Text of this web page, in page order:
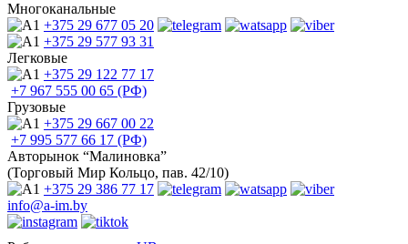
Многоканальные
+375 29 677 05 20
+375 29 577 93 31
Легковые
+375 29 122 77 17
+7 967 555 00 65 (РФ)
Грузовые
+375 29 667 00 22
+7 995 577 66 17 (РФ)
Авторынок “Малиновка”
(Торговый Мир Кольцо, пав. 42/10)
+375 29 386 77 17
info@a-im.by